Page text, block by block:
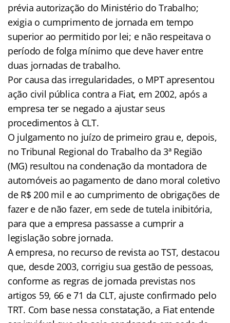
prévia autorização do Ministério do Trabalho;
exigia o cumprimento de jornada em tempo
superior ao permitido por lei; e não respeitava o
período de folga mínimo que deve haver entre
duas jornadas de trabalho.
Por causa das irregularidades, o MPT apresentou
ação civil pública contra a Fiat, em 2002, após a
empresa ter se negado a ajustar seus
procedimentos à CLT.
O julgamento no juízo de primeiro grau e, depois,
no Tribunal Regional do Trabalho da 3ª Região
(MG) resultou na condenação da montadora de
automóveis ao pagamento de dano moral coletivo
de R$ 200 mil e ao cumprimento de obrigações de
fazer e de não fazer, em sede de tutela inibitória,
para que a empresa passasse a cumprir a
legislação sobre jornada.
A empresa, no recurso de revista ao TST, destacou
que, desde 2003, corrigiu sua gestão de pessoas,
conforme as regras de jornada previstas nos
artigos 59, 66 e 71 da CLT, ajuste confirmado pelo
TRT. Com base nessa constatação, a Fiat entende